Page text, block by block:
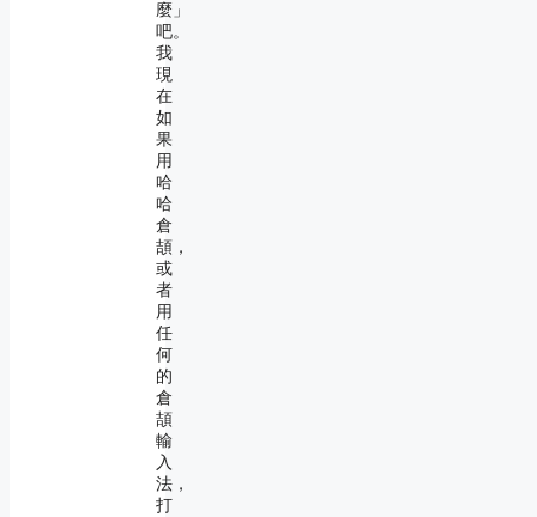
麼」
吧。
我
現
在
如
果
用
哈
哈
倉
頡，
或
者
用
任
何
的
倉
頡
輸
入
法，
打